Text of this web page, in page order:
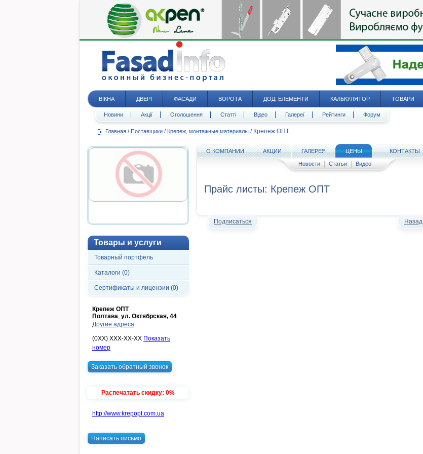
ВІКНА ДВЕРІ ФАСАДИ ВОРОТА ДОД. ЕЛЕМЕНТИ КАЛЬКУЛЯТОР ТОВАРИ
Новини Акції Оголошення Статті Відео Галереї Рейтинги Форум
Главная / Поставщики / Крепеж, монтажные материалы / Крепеж ОПТ
Товары и услуги
Товарный портфель
Каталоги (0)
Сертификаты и лицензии (0)
Крепеж ОПТ
Полтава, ул. Октябрская, 44
Другие адреса
(0XX) XXX-XX-XX Показать
номер
Заказать обратный звонок
Распечатать скидку: 0%
http://www.krepopt.com.ua
Написать письмо
О КОМПАНИИ АКЦИИ ГАЛЕРЕЯ ЦЕНЫ КОНТАКТЫ
Новости Статьи Видео
Прайс листы: Крепеж ОПТ
Подписаться Назад